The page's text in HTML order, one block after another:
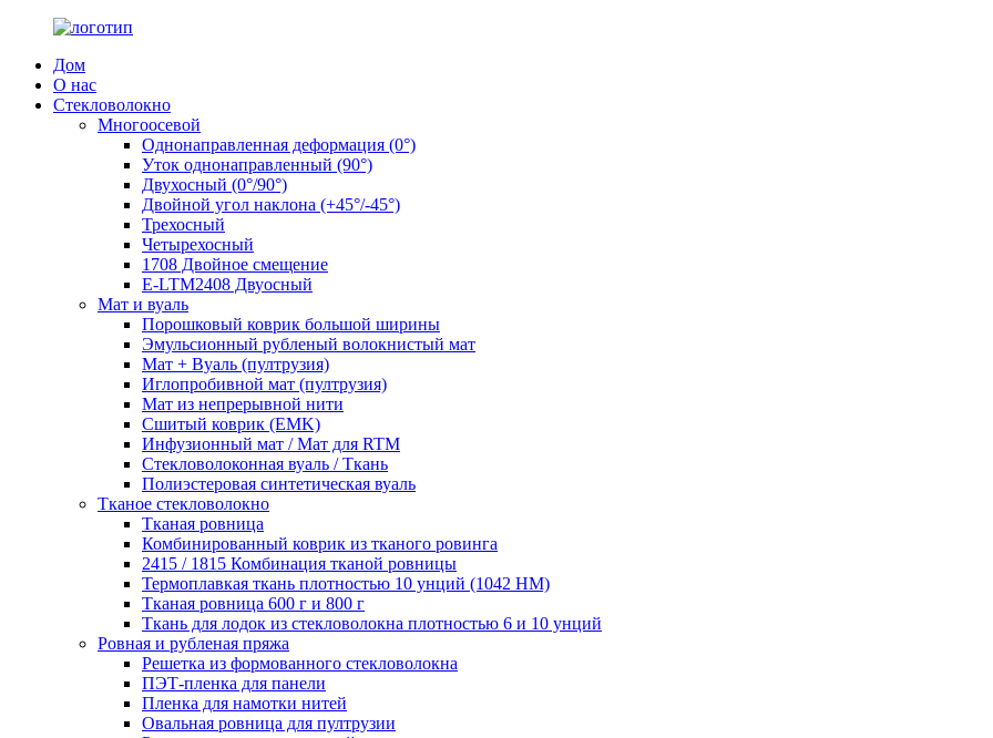
Дом
О нас
Стекловолокно
Многоосевой
Однонаправленная деформация (0°)
Уток однонаправленный (90°)
Двухосный (0°/90°)
Двойной угол наклона (+45°/-45°)
Трехосный
Четырехосный
1708 Двойное смещение
E-LTM2408 Двуосный
Мат и вуаль
Порошковый коврик большой ширины
Эмульсионный рубленый волокнистый мат
Мат + Вуаль (пултрузия)
Иглопробивной мат (пултрузия)
Мат из непрерывной нити
Сшитый коврик (EMK)
Инфузионный мат / Мат для RTM
Стекловолоконная вуаль / Ткань
Полиэстеровая синтетическая вуаль
Тканое стекловолокно
Тканая ровница
Комбинированный коврик из тканого ровинга
2415 / 1815 Комбинация тканой ровницы
Термоплавкая ткань плотностью 10 унций (1042 HM)
Тканая ровница 600 г и 800 г
Ткань для лодок из стекловолокна плотностью 6 и 10 унций
Ровная и рубленая пряжа
Решетка из формованного стекловолокна
ПЭТ-пленка для панели
Пленка для намотки нитей
Овальная ровница для пултрузии